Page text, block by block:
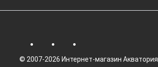
© 2007-2026 Интернет-магазин Акватория